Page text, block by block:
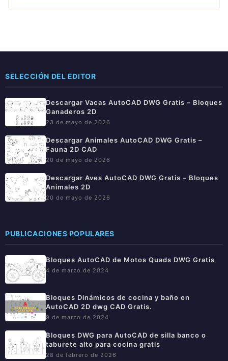
SELECCIÓN DEL EDITOR
Descargar Vacas AutoCAD DWG Gratis – Bloques
Ganaderos 2D
23 de mayo de 2026
Descargar Animales AutoCAD DWG Gratis –
Fauna 2D CAD
20 de mayo de 2026
Descargar Aves AutoCAD DWG Gratis – Bloques
Animales 2D
20 de mayo de 2026
PUBLICACIONES POPULARES
Bloques AutoCAD de Motos Quads DWG Gratis
4 de marzo de 2024
Bloques Dinámicos de cocina y baño en
AutoCAD 2D dwg CAD Gratis.
9 de marzo de 2024
Bloques DWG para AutoCAD de silla banco o
taburete alto para cocina gratis
28 de febrero de 2026